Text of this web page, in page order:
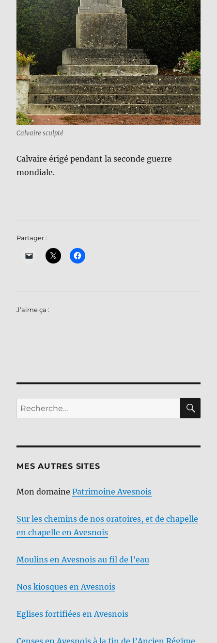
Calvaire sculpté
Calvaire érigé pendant la seconde guerre
mondiale.
Partager :
J’aime ça :
Recherche
pour :
MES AUTRES SITES
Mon domainePatrimoine Avesnois
Sur les chemins de nos oratoires, et de chapelle
en chapelle en Avesnois
Moulins en Avesnois au fil de l’eau
Nos kiosques en Avesnois
Eglises fortifiées en Avesnois